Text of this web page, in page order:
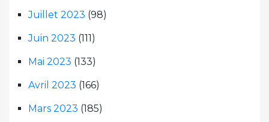
Juillet 2023 (98)
Juin 2023 (111)
Mai 2023 (133)
Avril 2023 (166)
Mars 2023 (185)